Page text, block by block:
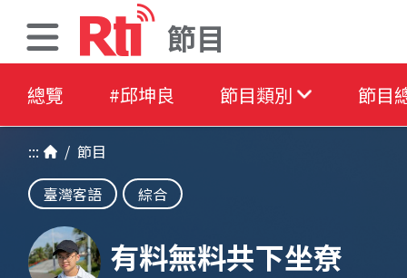
節目
總覽 #邱坤良 節目類別 節目
::: / 節目
臺灣客語
綜合
有料無料共下坐尞